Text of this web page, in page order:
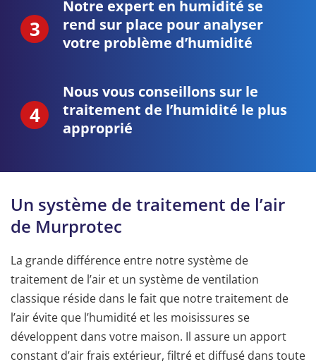
Notre expert en humidité se
rend sur place pour analyser
votre problème d’humidité
Nous vous conseillons sur le
traitement de l’humidité le plus
approprié
Un système de traitement de l’air
de Murprotec
La grande différence entre notre système de
traitement de l’air et un système de ventilation
classique réside dans le fait que notre traitement de
l’air évite que l’humidité et les moisissures se
développent dans votre maison. Il assure un apport
constant d’air frais extérieur, filtré et diffusé dans toute